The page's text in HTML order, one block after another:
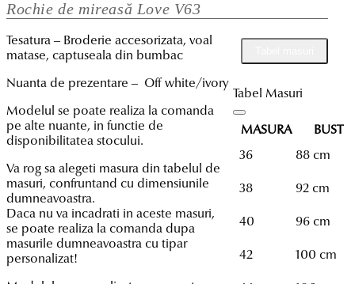
Rochie de mireasă Love V63
Tabel Masuri
MASURA
BUST
36
88 cm
38 92 cm
40 96 cm
42 100 cm
Tesatura – Broderie accesorizata, voal
matase, captuseala din bumbac
Nuanta de prezentare – Off white/ivory
Modelul se poate realiza la comanda
pe alte nuante, in functie de
disponibilitatea stocului.
Va rog sa alegeti masura din tabelul de
masuri, confruntand cu dimensiunile
dumneavoastra.
Daca nu va incadrati in aceste masuri,
se poate realiza la comanda dupa
masurile dumneavoastra cu tipar
personalizat!